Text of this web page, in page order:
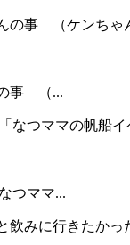
事 （...
つママ...